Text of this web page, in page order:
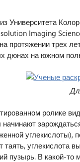
Университета
Imaging
протяжении трех
дюнах на южном
ролике
начинают
углекислоты),
таять, углекислота
пузырь. В какой-